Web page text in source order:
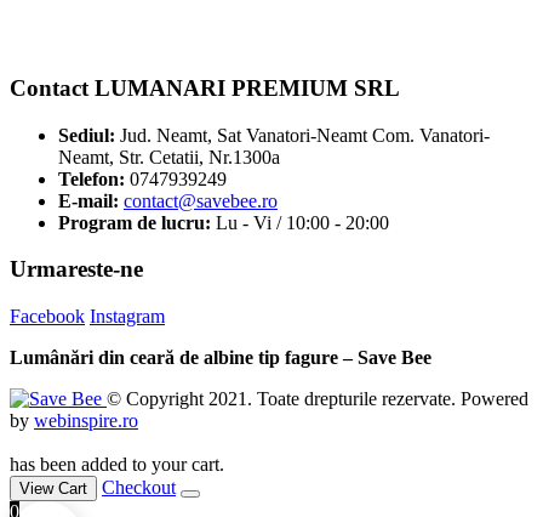
Contact LUMANARI PREMIUM SRL
Sediul: Jud. Neamt, Sat Vanatori-Neamt Com. Vanatori-
Neamt, Str. Cetatii, Nr.1300a
Telefon: 0747939249
E-mail: contact@savebee.ro
Program de lucru: Lu - Vi / 10:00 - 20:00
Urmareste-ne
Facebook Instagram
Lumânări din ceară de albine tip fagure – Save Bee
© Copyright 2021. Toate drepturile rezervate. Powered
by webinspire.ro
has been added to your cart.
View Cart
Checkout
0